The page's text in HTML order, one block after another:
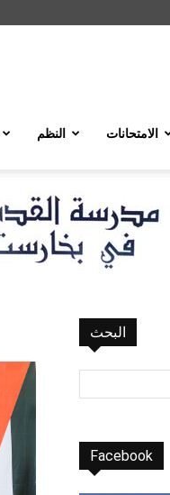
النظم الامتحانات
البحث
Facebook